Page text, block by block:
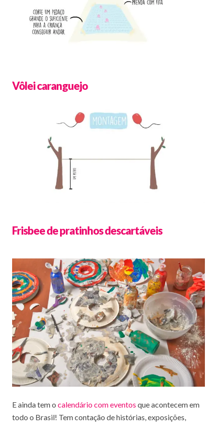
Vôlei caranguejo
Frisbee de pratinhos descartáveis
E ainda tem o calendário com eventos que acontecem em
todo o Brasil! Tem contação de histórias, exposições,